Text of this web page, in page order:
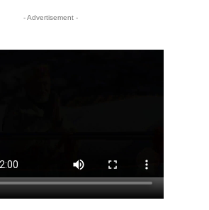
- Advertisement -